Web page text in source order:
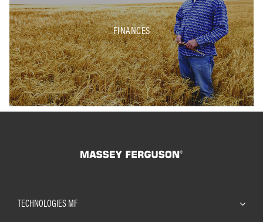
FINANCES
TECHNOLOGIES MF